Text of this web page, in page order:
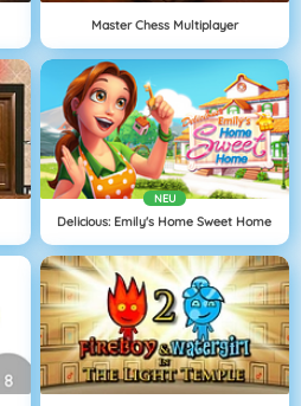
Master Chess Multiplayer
NEU
Delicious: Emily's Home Sweet Home